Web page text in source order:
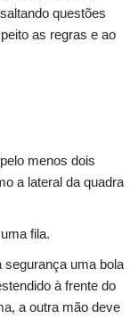
questões
as regras e ao
menos dois
a lateral da quadra
fila.
segurança uma bola
à frente do
a outra mão deve